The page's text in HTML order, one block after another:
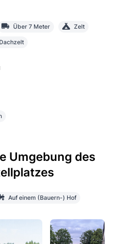
Über 7 Meter Zelt
Dachzelt
Umgebung des
Auf einem (Bauern-) Hof